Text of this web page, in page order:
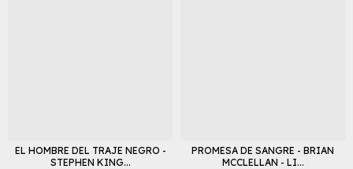
EL HOMBRE DEL TRAJE NEGRO -
STEPHEN KING...
PROMESA DE SANGRE - BRIAN
MCCLELLAN - LI...